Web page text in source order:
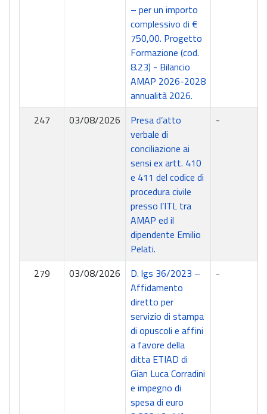
– per un importo
complessivo di €
750,00. Progetto
Formazione (cod.
8.23) - Bilancio
AMAP 2026-2028
annualità 2026.
247
03/08/2026
Presa d’atto
verbale di
conciliazione ai
sensi ex artt. 410
e 411 del codice di
procedura civile
presso l’ITL tra
AMAP ed il
dipendente Emilio
Pelati.
-
279 03/08/2026
D. lgs 36/2023 –
Affidamento
diretto per
servizio di stampa
di opuscoli e affini
a favore della
ditta ETIAD di
Gian Luca Corradini
e impegno di
spesa di euro
-